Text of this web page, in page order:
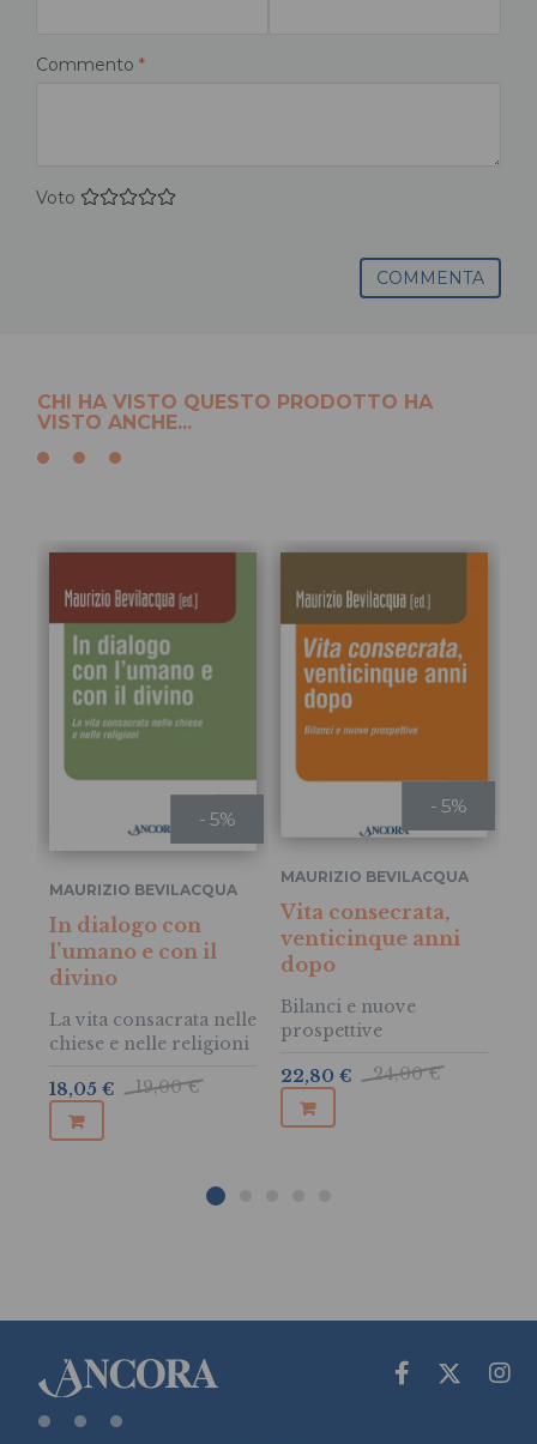
Commento *
Voto
COMMENTA
CHI HA VISTO QUESTO PRODOTTO HA
VISTO ANCHE...
- 5%
MAURIZIO BEVILACQUA
In dialogo con
l’umano e con il
divino
La vita consacrata nelle
chiese e nelle religioni
19,00 €
18,05 €
- 5%
MAURIZIO BEVILACQUA
Vita consecrata,
venticinque anni
dopo
Bilanci e nuove
prospettive
24,00 €
22,80 €